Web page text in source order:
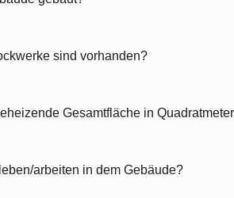
sind vorhanden?
Gesamtfläche in
arbeiten in dem Gebäude?